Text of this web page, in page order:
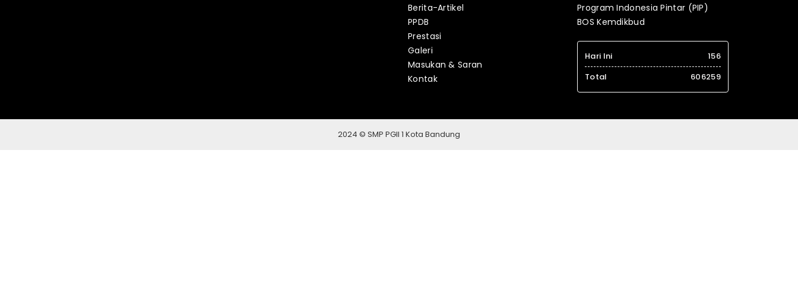
Berita-Artikel
PPDB
Prestasi
Galeri
Masukan & Saran
Kontak
Program Indonesia Pintar (PIP)
BOS Kemdikbud
Hari Ini
156
Total
606259
2024 © SMP PGII 1 Kota Bandung